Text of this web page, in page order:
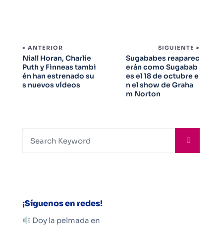
< ANTERIOR
Niall Horan, Charlie
Puth y Finneas tambi
én han estrenado su
s nuevos vídeos
SIGUIENTE >
Sugababes reaparec
erán como Sugabab
es el 18 de octubre e
n el show de Graha
m Norton
¡Síguenos en redes!
Doy la pelmada en